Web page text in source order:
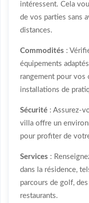
intéressent. Cela
de vos parties sans
distances.
Commodités :
équipements
rangement pour vos
installations de
Sécurité: Assurez-
villa offre un
pour profiter de
Services :
dans la résidence,
parcours de golf,
restaurants.